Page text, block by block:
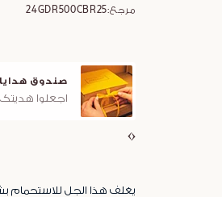
مرجع:24GDR500CBR25
صندوق
اجعلوا
يغلف هذا الجل للاستحمام